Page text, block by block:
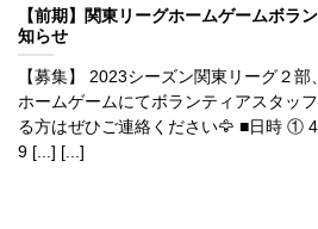
【前期】関東リーグホームゲームボラ
知らせ
【募集】 2023シーズン関東リーグ２
ホームゲームにてボランティアスタッ
る方はぜひご連絡ください🦅 ■日時 ①
9 [...] [...]